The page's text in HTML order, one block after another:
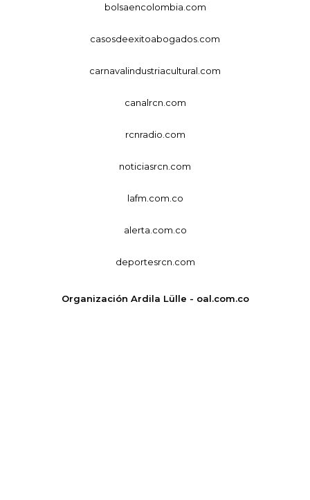
bolsaencolombia.com
casosdeexitoabogados.com
carnavalindustriacultural.com
canalrcn.com
rcnradio.com
noticiasrcn.com
lafm.com.co
alerta.com.co
deportesrcn.com
Organización Ardila Lülle - oal.com.co